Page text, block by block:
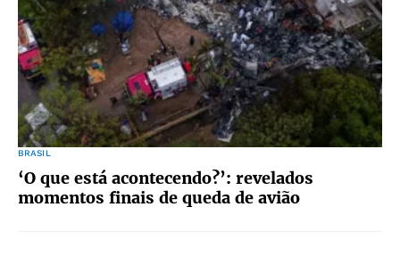
BRASIL
‘O que está acontecendo?’: revelados
momentos finais de queda de avião